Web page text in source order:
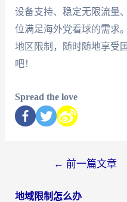
设备支持、稳定无限流量
位满足海外党看球的需求
地区限制，随时随地享受
吧！
Spread the love
← 前一篇文章
地域限制怎么办